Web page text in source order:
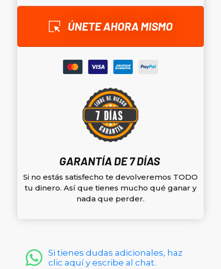
ÚNETE AHORA MISMO
GARANTÍA DE 7 DÍAS
Si no estás satisfecho te devolveremos TODO
tu dinero. Así que tienes mucho qué ganar y
nada que perder.
Si tienes dudas adicionales, haz
clic aquí y escribe al chat.